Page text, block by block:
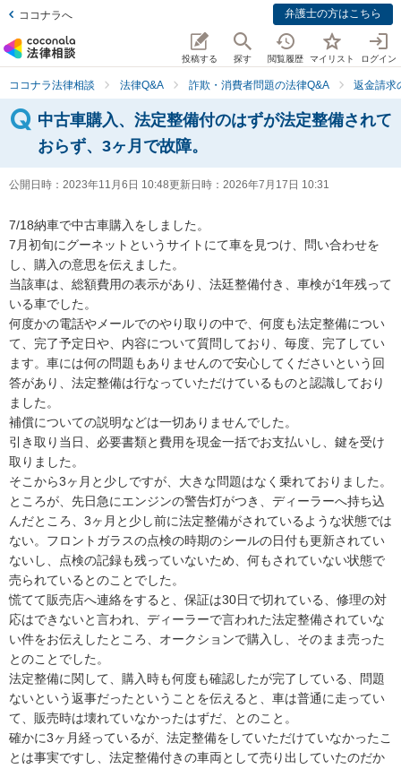
ココナラへ 弁護士の方はこちら
投稿する 探す 閲覧履歴 マイリスト ログイン
ココナラ法律相談 法律Q&A 詐欺・消費者問題の法律Q&A 返金請求
中古車購入、法定整備付のはずが法定整備されて
おらず、3ヶ月で故障。
公開日時： 2023年11月6日 10:48更新日時： 2026年7月17日 10:31
7/18納車で中古車購入をしました。
7月初旬にグーネットというサイトにて車を見つけ、問い合わせを
し、購入の意思を伝えました。
当該車は、総額費用の表示があり、法廷整備付き、車検が1年残って
いる車でした。
何度かの電話やメールでのやり取りの中で、何度も法定整備につい
て、完了予定日や、内容について質問しており、毎度、完了してい
ます。車には何の問題もありませんので安心してくださいという回
答があり、法定整備は行なっていただけているものと認識しており
ました。
補償についての説明などは一切ありませんでした。
引き取り当日、必要書類と費用を現金一括でお支払いし、鍵を受け
取りました。
そこから3ヶ月と少しですが、大きな問題はなく乗れておりました。
ところが、先日急にエンジンの警告灯がつき、ディーラーへ持ち込
んだところ、3ヶ月と少し前に法定整備がされているような状態では
ない。フロントガラスの点検の時期のシールの日付も更新されてい
ないし、点検の記録も残っていないため、何もされていない状態で
売られているとのことでした。
慌てて販売店へ連絡をすると、保証は30日で切れている、修理の対
応はできないと言われ、ディーラーで言われた法定整備されていな
い件をお伝えしたところ、オークションで購入し、そのまま売った
とのことでした。
法定整備に関して、購入時も何度も確認したが完了している、問題
ないという返事だったということを伝えると、車は普通に走ってい
て、販売時は壊れていなかったはずだ、とのこと。
確かに3ヶ月経っているが、法定整備をしていただけていなかったこ
とは事実ですし、法定整備付きの車両として売り出していたのだか